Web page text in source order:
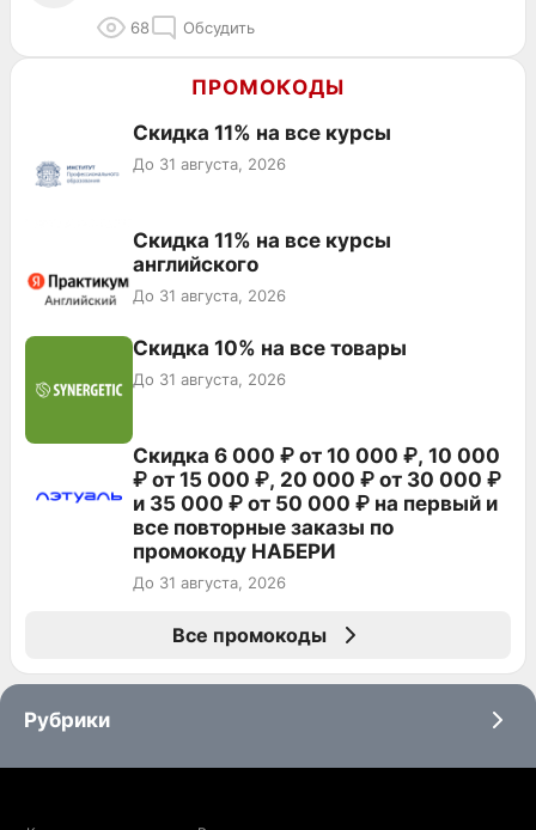
68 Обсудить
ПРОМОКОДЫ
Скидка 11% на все курсы
До 31 августа, 2026
Скидка 11% на все курсы
английского
До 31 августа, 2026
Скидка 10% на все товары
До 31 августа, 2026
Скидка 6 000 ₽ от 10 000 ₽, 10 000
₽ от 15 000 ₽, 20 000 ₽ от 30 000 ₽
и 35 000 ₽ от 50 000 ₽ на первый и
все повторные заказы по
промокоду НАБЕРИ
До 31 августа, 2026
Все промокоды
Рубрики